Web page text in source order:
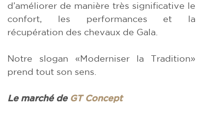
d’améliorer de manière très significative le
confort, les performances et la
récupération des chevaux de Gala.
Notre slogan «Moderniser la Tradition»
prend tout son sens.
Le marché de GT Concept